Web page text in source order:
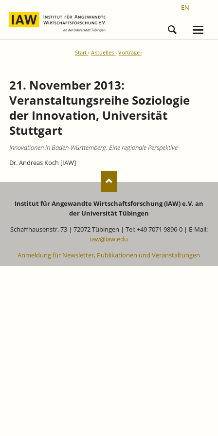
EN
Start Aktuelles Vorträge
21. November 2013:
Veranstaltungsreihe Soziologie
der Innovation, Universität
Stuttgart
Innovationen in Baden-Württemberg. Eine regionale Perspektive
Dr. Andreas Koch [IAW]
Institut für Angewandte Wirtschaftsforschung (IAW) e.V. an
der Universität Tübingen
Schaffhausenstr. 73 | 72072 Tübingen | Tel: +49 7071 9896-0 | E-Mail:
iaw@iaw.edu
Anmeldung für Newsletter, Publikationen und Veranstaltungen